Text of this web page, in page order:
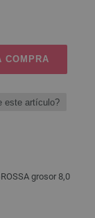
COMPRA
este artículo?
grosor 8,0